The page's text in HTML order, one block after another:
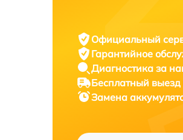
Официальный
Гарантийное
Диагностика за
Бесплатный
Замена